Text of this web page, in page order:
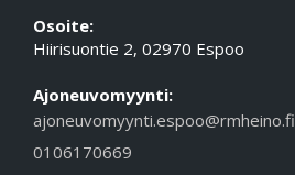
Osoite:
Hiirisuontie 2, 02970 Espoo
Ajoneuvomyynti:
ajoneuvomyynti.espoo@rmheino.fi
0106170669